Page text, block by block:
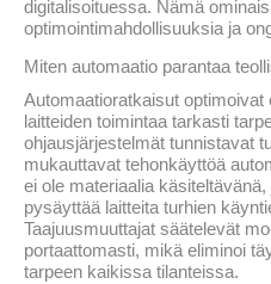
digitalisoituessa. Nämä
optimointimahdollisuuksia ja
Miten automaatio parantaa
Automaatioratkaisut
laitteiden toimintaa tarkasti
ohjausjärjestelmät tunnistavat
mukauttavat tehonkäyttöä
ei ole materiaalia
pysäyttää laitteita turhien
Taajuusmuuttajat säätelevät
portaattomasti, mikä eliminoi
tarpeen kaikissa tilanteissa.